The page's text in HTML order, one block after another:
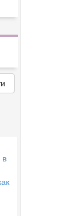
в